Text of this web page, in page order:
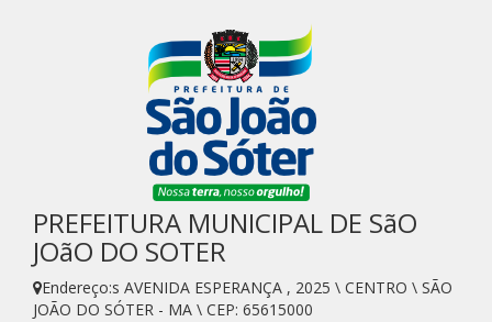
PREFEITURA MUNICIPAL DE SãO
JOãO DO SOTER
Endereço:s AVENIDA ESPERANÇA , 2025 \ CENTRO \ SÃO
JOÃO DO SÓTER - MA \ CEP: 65615000